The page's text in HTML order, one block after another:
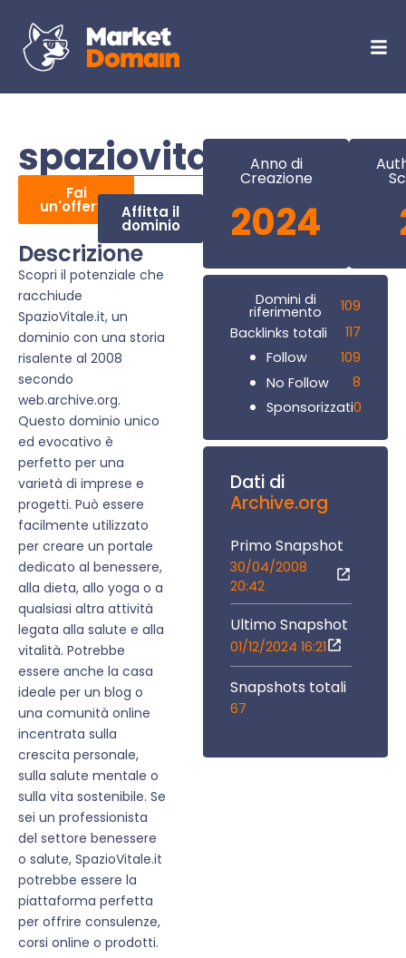
spaziovitale.it
Fai
un'offerta Affitta il
dominio
Descrizione
Scopri il potenziale che
racchiude
SpazioVitale.it, un
dominio con una storia
risalente al 2008
secondo
web.archive.org.
Questo dominio unico
ed evocativo è
perfetto per una
varietà di imprese e
progetti. Può essere
facilmente utilizzato
per creare un portale
dedicato al benessere,
alla dieta, allo yoga o a
qualsiasi altra attività
legata alla salute e alla
vitalità. Potrebbe
essere anche la casa
ideale per un blog o
una comunità online
incentrata sulla
crescita personale,
sulla salute mentale o
sulla vita sostenibile. Se
sei un professionista
del settore benessere
o salute, SpazioVitale.it
potrebbe essere la
piattaforma perfetta
per offrire consulenze,
corsi online o prodotti.
Anno di
Creazione
2024
Domini di
riferimento
109
Backlinks totali
117
Follow
109
No Follow
8
Sponsorizzati0
Dati di
Archive.org
Primo Snapshot
30/04/2008
20:42
Ultimo Snapshot
01/12/2024 16:21
Snapshots totali
67